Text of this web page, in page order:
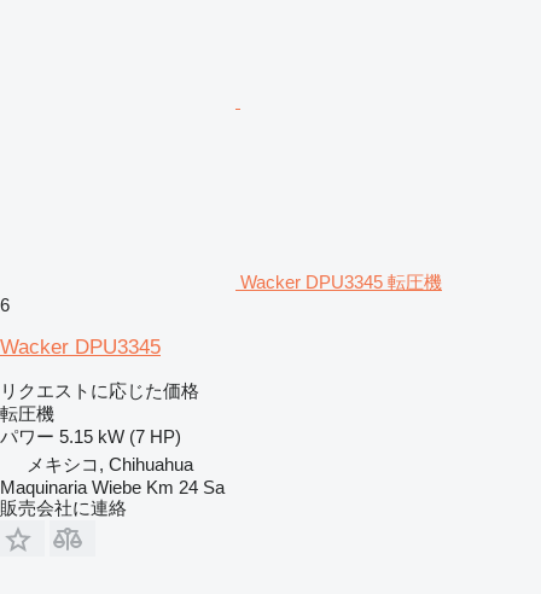
Wacker DPU3345 転圧機
6
Wacker DPU3345
リクエストに応じた価格
転圧機
パワー 5.15 kW (7 HP)
メキシコ, Chihuahua
Maquinaria Wiebe Km 24 Sa
販売会社に連絡